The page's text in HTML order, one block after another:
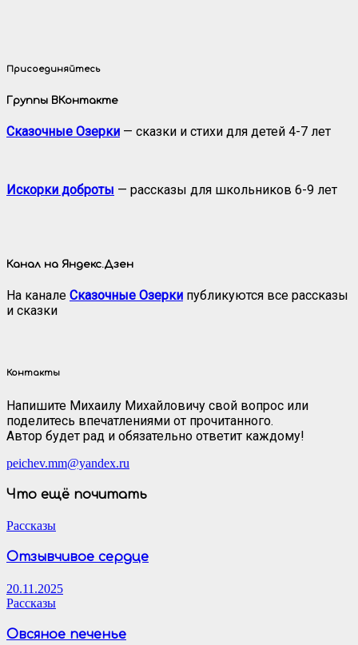
Присоединяйтесь
Группы ВКонтакте
Сказочные Озерки — сказки и стихи для детей 4-7 лет
Искорки доброты — рассказы для школьников 6-9 лет
Канал на Яндекс.Дзен
На канале Сказочные Озерки публикуются все рассказы
и сказки
Контакты
Напишите Михаилу Михайловичу свой вопрос или
поделитесь впечатлениями от прочитанного.
Автор будет рад и обязательно ответит каждому!
peichev.mm@yandex.ru
Что ещё почитать
Рассказы
Отзывчивое сердце
20.11.2025
Рассказы
Овсяное печенье